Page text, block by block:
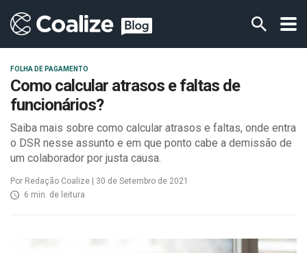
FOLHA DE PAGAMENTO
Como calcular atrasos e faltas de
funcionários?
Saiba mais sobre como calcular atrasos e faltas, onde entra
o DSR nesse assunto e em que ponto cabe a demissão de
um colaborador por justa causa.
Por Redação Coalize | 30 de Setembro de 2021
6 min. de leitura